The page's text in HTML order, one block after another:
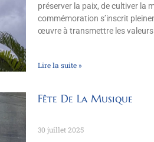
préserver la paix, de cultiver la
commémoration s’inscrit
œuvre à transmettre les
Lire la suite »
Fête De La Musique
30 juillet 2025